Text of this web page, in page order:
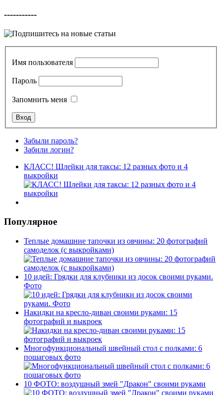
-----------
Имя пользователя
Пароль
Запомнить меня
Забыли пароль?
Забили логин?
КЛАСС! Шлейки для таксы: 12 разных фото и 4
выкройки
Популярное
Теплые домашние тапочки из овчины: 20 фотографий
самоделок (с выкройками)
10 идей: Грядки для клубники из досок своими руками.
Фото
Накидки на кресло-диван своими руками: 15
фотографий и выкроек
Многофункциональный швейный стол с полками: 6
пошаговых фото
10 ФОТО: воздушный змей "Дракон" своими руками